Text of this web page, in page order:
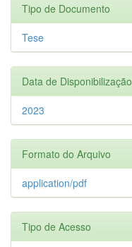
Tipo de Documento
Tese
Data de Disponibilização
2023
Formato do Arquivo
application/pdf
Tipo de Acesso